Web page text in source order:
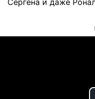
Сергена и даже